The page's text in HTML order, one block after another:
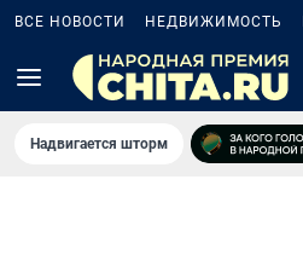
ВСЕ НОВОСТИ НЕДВИЖИМОСТЬ
Надвигается шторм